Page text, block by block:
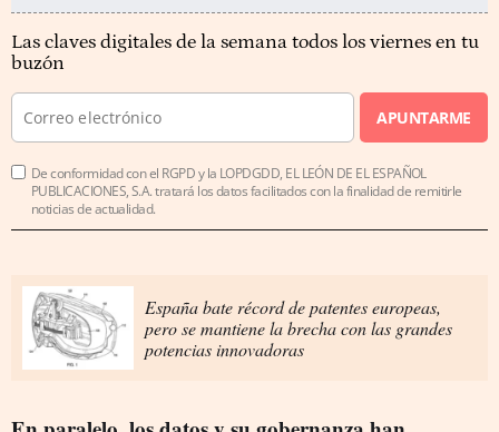
Las claves digitales de la semana todos los viernes en tu
buzón
APUNTARME
De conformidad con el RGPD y la LOPDGDD, EL LEÓN DE EL ESPAÑOL
PUBLICACIONES, S.A. tratará los datos facilitados con la finalidad de remitirle
noticias de actualidad.
España bate récord de patentes europeas,
pero se mantiene la brecha con las grandes
potencias innovadoras